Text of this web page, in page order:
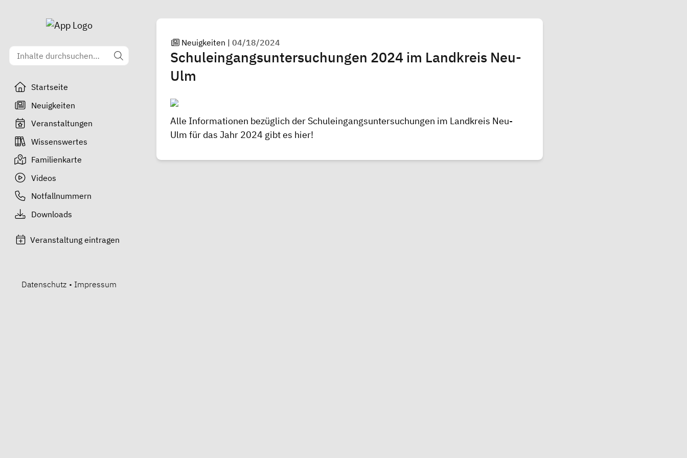
Startseite
Neuigkeiten
Veranstaltungen
Wissenswertes
Familienkarte
Videos
Notfallnummern
Downloads
Veranstaltung eintragen
Datenschutz • Impressum
Neuigkeiten |04/18/2024
Schuleingangsuntersuchungen 2024 im Landkreis Neu-
Ulm
Alle Informationen bezüglich der Schuleingangsuntersuchungen im Landkreis Neu-
Ulm für das Jahr 2024 gibt es hier!